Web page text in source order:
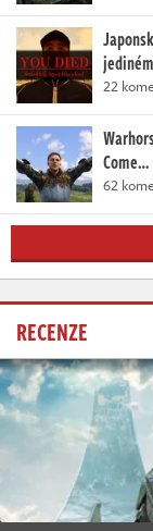
22
Come…
62
RECENZE